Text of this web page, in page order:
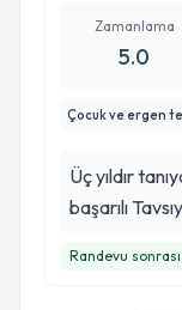
Zamanlama
5.0
Çocuk ve ergen
Üç yıldır
başarılı
Randevu sonrası